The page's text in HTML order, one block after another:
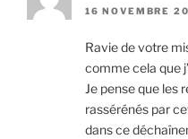
16 NOVEMBRE
Ravie de votre
comme cela que
Je pense que les
rassérénés par
dans ce